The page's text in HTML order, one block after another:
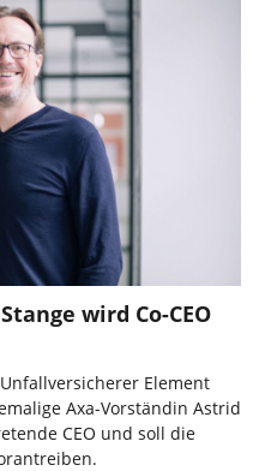
wird Co-CEO
Element
Axa-Vorständin Astrid
CEO und soll die